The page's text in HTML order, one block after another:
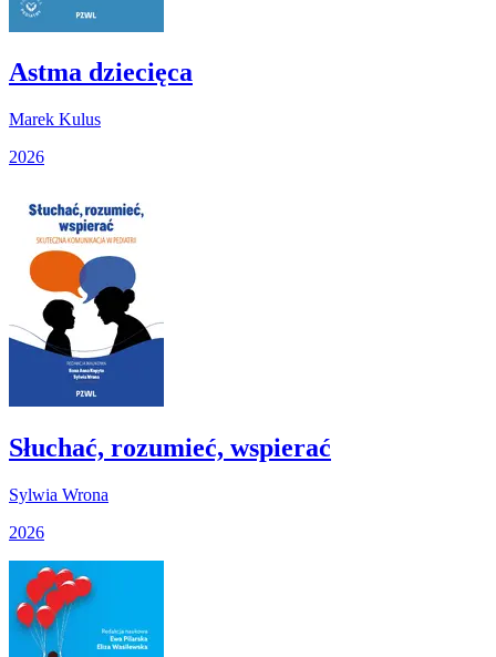
Astma dziecięca
Marek Kulus
2026
Słuchać, rozumieć, wspierać
Sylwia Wrona
2026